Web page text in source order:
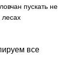
пускать не
лесах
все